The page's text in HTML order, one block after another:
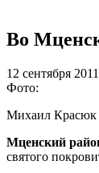
Во
12 сентября
Фото:
Михаил Красюк
Мценский
святого